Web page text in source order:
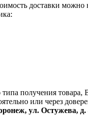
доставки
получения товара,
или через
ул. Остужева, д.